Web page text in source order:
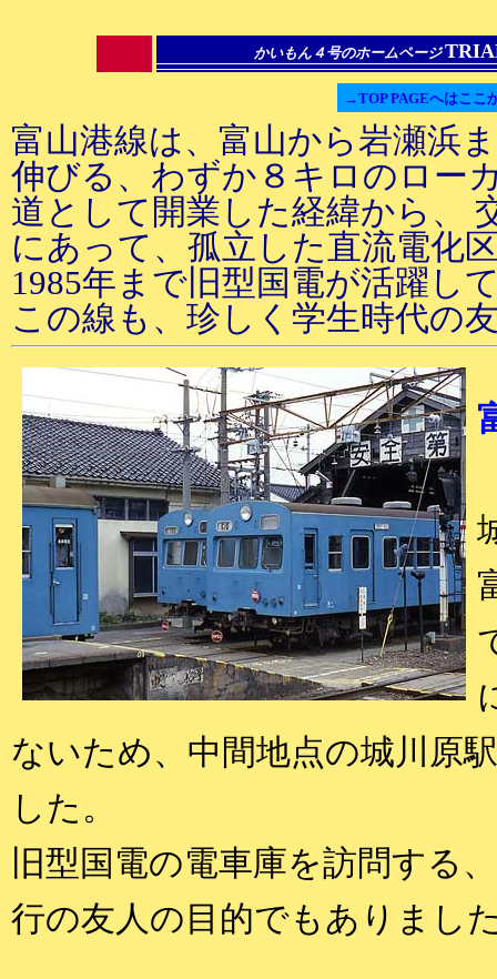
かいもん４号のホームページ
→TOP PAGEへはここ
富山港線は、富山から岩瀬浜
伸びる、わずか８キロのロー
道として開業した経緯から、
にあって、孤立した直流電化
1985年まで旧型国電が活躍し
この線も、珍しく学生時代の
ないため、中間地点の城川原
した。
旧型国電の電車庫を訪問する
行の友人の目的でもありまし